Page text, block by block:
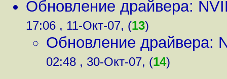
Обновление драйвера:
17:06 , 11-Окт-07, (13)
Обновление драйвера:
02:48 , 30-Окт-07, (14)